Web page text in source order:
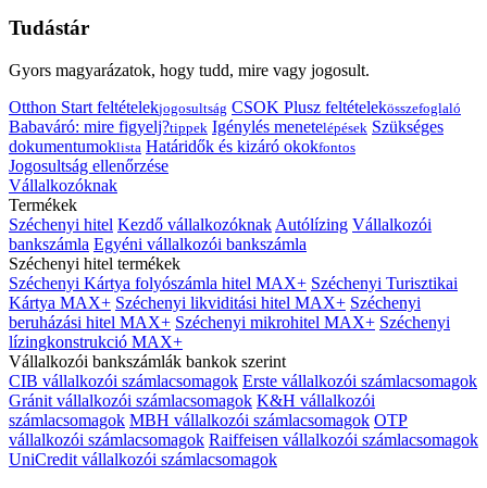
Tudástár
Gyors magyarázatok, hogy tudd, mire vagy jogosult.
Otthon Start feltételekjogosultság CSOK Plusz feltételekösszefoglaló
Babaváró: mire figyelj?tippek Igénylés menetelépések Szükséges
dokumentumoklista Határidők és kizáró okokfontos
Jogosultság ellenőrzése
Vállalkozóknak
Termékek
Széchenyi hitel Kezdő vállalkozóknak Autólízing Vállalkozói
bankszámla Egyéni vállalkozói bankszámla
Széchenyi hitel termékek
Széchenyi Kártya folyószámla hitel MAX+ Széchenyi Turisztikai
Kártya MAX+ Széchenyi likviditási hitel MAX+ Széchenyi
beruházási hitel MAX+ Széchenyi mikrohitel MAX+ Széchenyi
lízingkonstrukció MAX+
Vállalkozói bankszámlák bankok szerint
CIB vállalkozói számlacsomagok Erste vállalkozói számlacsomagok
Gránit vállalkozói számlacsomagok K&H vállalkozói
számlacsomagok MBH vállalkozói számlacsomagok OTP
vállalkozói számlacsomagok Raiffeisen vállalkozói számlacsomagok
UniCredit vállalkozói számlacsomagok